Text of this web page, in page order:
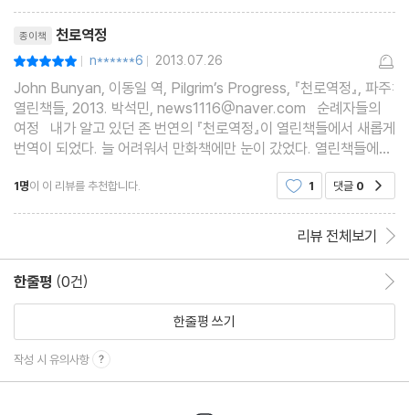
종이책 천로역정
| n******6 | 2013.07.26
John Bunyan, 이동일 역, Pilgrim’s Progress, 『천로역정』, 파주:
열린책들, 2013. 박석민, news1116@naver.com 순례자들의
여정 내가 알고 있던 존 번연의 『천로역정』이 열린책들에서 새롭게
번역이 되었다. 늘 어려워서 만화책에만 눈이 갔었다. 열린책들에서
기독교고전을 출판하다니 의아했다. 그러나 나의 지루함을 달래줄
것 같아 기대했다. 지은이 존 버니언, 아
1명이 이 리뷰를 추천합니다. 1 댓글 0
리뷰 전체보기
한줄평 (0건)
한줄평 쓰기
작성 시 유의사항